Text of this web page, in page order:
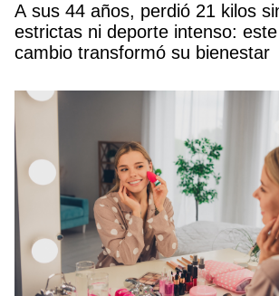
A sus 44 años, perdió 21 kilos
estrictas ni deporte intenso:
cambio transformó su bienestar